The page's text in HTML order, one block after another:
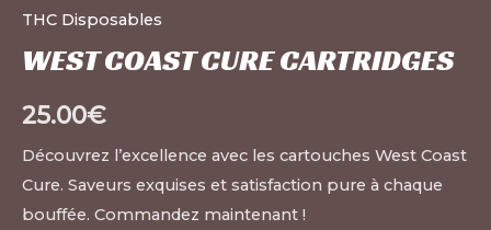
THC Disposables
WEST COAST CURE CARTRIDGES
25.00€
Découvrez l’excellence avec les cartouches West Coast
Cure. Saveurs exquises et satisfaction pure à chaque
bouffée. Commandez maintenant !